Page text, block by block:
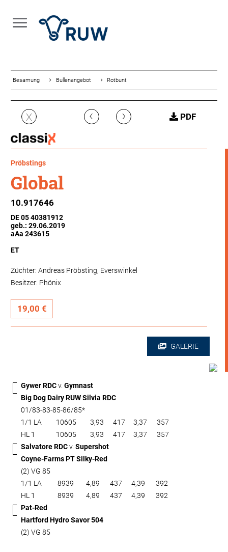
Besamung Bullenangebot Rotbunt
X ‹ › PDF
Pröbstings
Global
10.917646
DE 05 40381912
geb.: 29.06.2019
aAa 243615
ET
Züchter: Andreas Pröbsting, Everswinkel
Besitzer: Phönix
19,00 €
GALERIE
Gywer RDCv. Gymnast
Big Dog Dairy RUW Silvia RDC
01/83-83-85-86/85*
1/1 LA
10605 3,93 417 3,37
357
HL 1
10605 3,93 417 3,37
357
Salvatore RDCv. Supershot
Coyne-Farms PT Silky-Red
(2) VG 85
1/1 LA
8939 4,89 437 4,39
392
HL 1
8939 4,89 437 4,39
392
Pat-Red
Hartford Hydro Savor 504
(2) VG 85